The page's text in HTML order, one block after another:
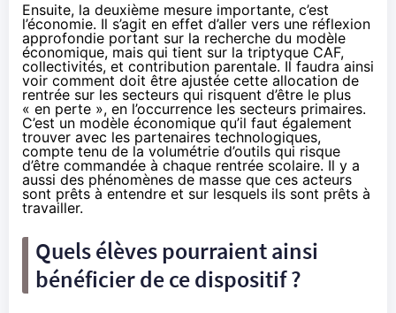
Ensuite, la deuxième mesure importante, c’est
l’économie. Il s’agit en effet d’aller vers une réflexion
approfondie portant sur la recherche du modèle
économique, mais qui tient sur la triptyque CAF,
collectivités, et contribution parentale. Il faudra ainsi
voir comment doit être ajustée cette allocation de
rentrée sur les secteurs qui risquent d’être le plus
« en perte », en l’occurrence les secteurs primaires.
C’est un modèle économique qu’il faut également
trouver avec les partenaires technologiques,
compte tenu de la volumétrie d’outils qui risque
d’être commandée à chaque rentrée scolaire. Il y a
aussi des phénomènes de masse que ces acteurs
sont prêts à entendre et sur lesquels ils sont prêts à
travailler.
Quels élèves pourraient ainsi
bénéficier de ce dispositif ?